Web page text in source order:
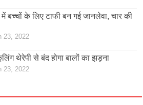
बच्चों के लिए टाफी बन गई जानलेवा, चार की
23, 2022
थेरेपी से बंद होगा बालों का झड़ना
23, 2022